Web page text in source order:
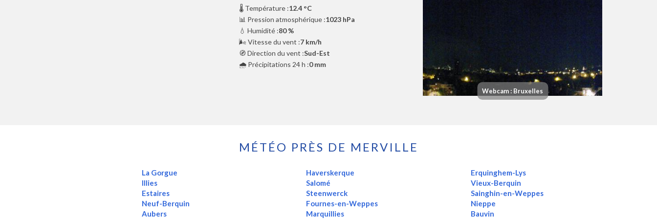
🌡️ Température :12.4 °C
📊 Pression atmosphérique :1023 hPa
💧 Humidité :80 %
🌬️ Vitesse du vent :7 km/h
🧭 Direction du vent :Sud-Est
🌧️ Précipitations 24 h :0 mm
Webcam : Bruxelles
MÉTÉO PRÈS DE MERVILLE
La Gorgue
Illies
Estaires
Neuf-Berquin
Aubers
Haverskerque
Salomé
Steenwerck
Fournes-en-Weppes
Marquillies
Erquinghem-Lys
Vieux-Berquin
Sainghin-en-Weppes
Nieppe
Bauvin